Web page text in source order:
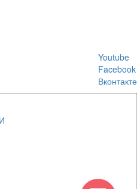
Youtube
Facebook
Вконтакте